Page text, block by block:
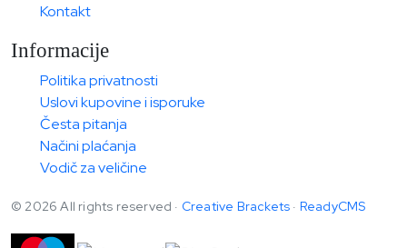
Kontakt
Informacije
Politika privatnosti
Uslovi kupovine i isporuke
Česta pitanja
Načini plaćanja
Vodič za veličine
© 2026 All rights reserved · Creative Brackets · ReadyCMS